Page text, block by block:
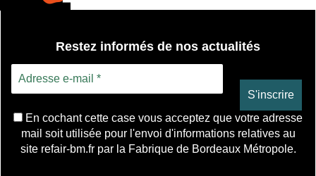
Restez informés de nos actualités
En cochant cette case vous acceptez que votre adresse
mail soit utilisée pour l'envoi d'informations relatives au
site refair-bm.fr par la Fabrique de Bordeaux Métropole.